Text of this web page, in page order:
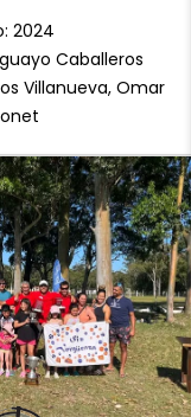
2024
Caballeros
Villanueva, Omar